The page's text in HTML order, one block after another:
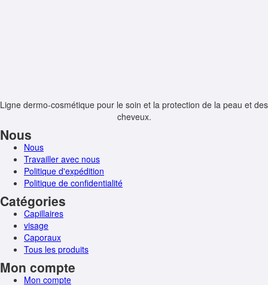
Ligne dermo-cosmétique pour le soin et la protection de la peau et des
cheveux.
Nous
Nous
Travailler avec nous
Politique d'expédition
Politique de confidentialité
Catégories
Capillaires
visage
Caporaux
Tous les produits
Mon compte
Mon compte